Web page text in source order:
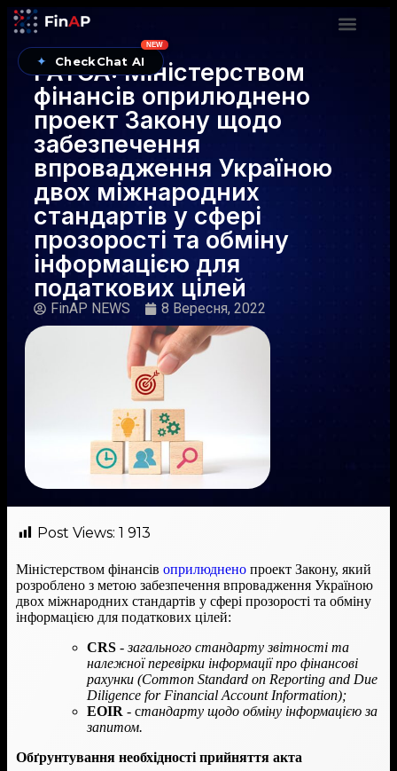
✦ CheckChat AI
NEW
FATCA: Міністерством
фінансів оприлюднено
проект Закону щодо
забезпечення
впровадження Україною
двох міжнародних
стандартів у сфері
прозорості та обміну
інформацією для
податкових цілей
FinAP NEWS 8 Вересня, 2022
Post Views: 1 913
Міністерством фінансів оприлюднено проект Закону, який
розроблено з метою забезпечення впровадження Україною
двох міжнародних стандартів у сфері прозорості та обміну
інформацією для податкових цілей:
CRS -загального стандарту звітності та
належної перевірки інформації про фінансові
рахунки (Common Standard on Reporting and Due
Diligence for Financial Account Information);
EOIR - стандарту щодо обміну інформацією за
запитом.
Обґрунтування необхідності прийняття акта